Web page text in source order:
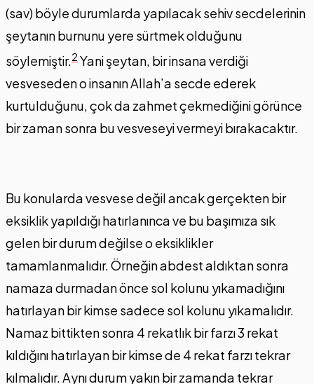
(sav) böyle durumlarda yapılacak sehiv secdelerinin
şeytanın burnunu yere sürtmek olduğunu
söylemiştir.2 Yani şeytan, bir insana verdiği
vesveseden o insanın Allah’a secde ederek
kurtulduğunu, çok da zahmet çekmediğini görünce
bir zaman sonra bu vesveseyi vermeyi bırakacaktır.
Bu konularda vesvese değil ancak gerçekten bir
eksiklik yapıldığı hatırlanınca ve bu başımıza sık
gelen bir durum değilse o eksiklikler
tamamlanmalıdır. Örneğin abdest aldıktan sonra
namaza durmadan önce sol kolunu yıkamadığını
hatırlayan bir kimse sadece sol kolunu yıkamalıdır.
Namaz bittikten sonra 4 rekatlık bir farzı 3 rekat
kıldığını hatırlayan bir kimse de 4 rekat farzı tekrar
kılmalıdır. Aynı durum yakın bir zamanda tekrar